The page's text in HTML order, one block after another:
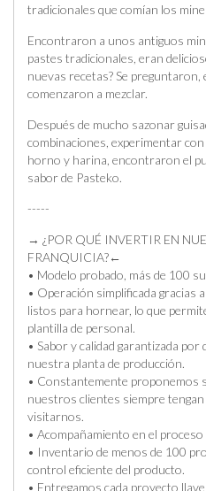
tradicionales que comían los
Encontraron a unos antiguos
pastes tradicionales, eran
nuevas recetas? Se preguntaron,
comenzaron a mezclar.
Después de mucho sazonar
combinaciones, experimentar con
horno y harina, encontraron el
sabor de Pasteko.
-----
→ ¿POR QUÉ INVERTIR EN
FRANQUICIA?←
• Modelo probado, más de 100
• Operación simplificada gracias
listos para hornear, lo que
plantilla de personal.
• Sabor y calidad garantizada
nuestra planta de producción.
• Constantemente proponemos
nuestros clientes siempre
visitarnos.
• Acompañamiento en el proceso
• Inventario de menos de 100
control eficiente del producto.
• Entregamos cada proyecto